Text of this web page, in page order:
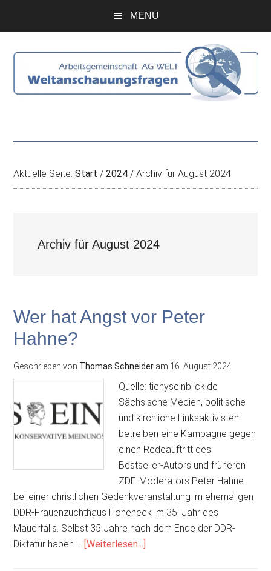
menu
MENU
Aktuelle Seite:Start / 2024 / Archiv für August 2024
Archiv für August 2024
Wer hat Angst vor Peter
Hahne?
Geschrieben von Thomas Schneider am 16. August 2024
Quelle: tichyseinblick.de
Sächsische Medien, politische
und kirchliche Linksaktivisten
betreiben eine Kampagne gegen
einen Redeauftritt des
Bestseller-Autors und früheren
ZDF-Moderators Peter Hahne
bei einer christlichen Gedenkveranstaltung im ehemaligen
DDR-Frauenzuchthaus Hoheneck im 35. Jahr des
Mauerfalls. Selbst 35 Jahre nach dem Ende der DDR-
Diktatur haben … [Weiterlesen...]